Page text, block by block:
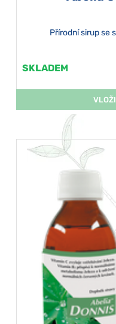
Přírodní sirup se
SKLADEM